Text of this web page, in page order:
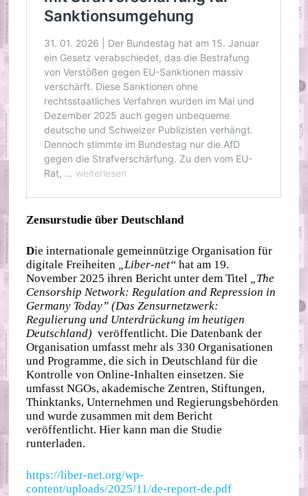
Zensurstudie über Deutschland
Die internationale gemeinnützige Organisation für
digitale Freiheiten „Liber-net“ hat am 19.
November 2025 ihren Bericht unter dem Titel „The
Censorship Network: Regulation and Repression in
Germany Today” (Das Zensurnetzwerk:
Regulierung und Unterdrückung im heutigen
Deutschland) veröffentlicht. Die Datenbank der
Organisation umfasst mehr als 330 Organisationen
und Programme, die sich in Deutschland für die
Kontrolle von Online-Inhalten einsetzen. Sie
umfasst NGOs, akademische Zentren, Stiftungen,
Thinktanks, Unternehmen und Regierungsbehörden
und wurde zusammen mit dem Bericht
veröffentlicht. Hier kann man die Studie
runterladen.
https://liber-net.org/wp-
content/uploads/2025/11/de-report-de.pdf